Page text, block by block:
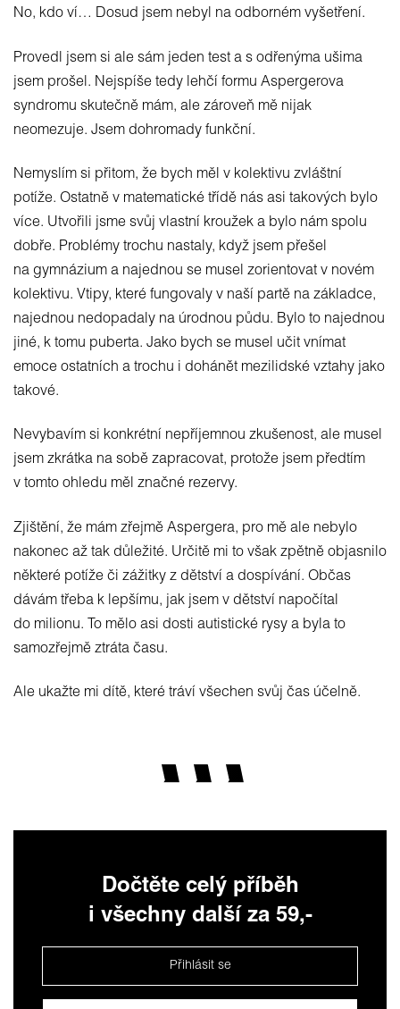
No, kdo ví… Dosud jsem nebyl na odborném vyšetření.
Provedl jsem si ale sám jeden test a s odřenýma ušima
jsem prošel. Nejspíše tedy lehčí formu Aspergerova
syndromu skutečně mám, ale zároveň mě nijak
neomezuje. Jsem dohromady funkční.
Nemyslím si přitom, že bych měl v kolektivu zvláštní
potíže. Ostatně v matematické třídě nás asi takových bylo
více. Utvořili jsme svůj vlastní kroužek a bylo nám spolu
dobře. Problémy trochu nastaly, když jsem přešel
na gymnázium a najednou se musel zorientovat v novém
kolektivu. Vtipy, které fungovaly v naší partě na základce,
najednou nedopadaly na úrodnou půdu. Bylo to najednou
jiné, k tomu puberta. Jako bych se musel učit vnímat
emoce ostatních a trochu i dohánět mezilidské vztahy jako
takové.
Nevybavím si konkrétní nepříjemnou zkušenost, ale musel
jsem zkrátka na sobě zapracovat, protože jsem předtím
v tomto ohledu měl značné rezervy.
Zjištění, že mám zřejmě Aspergera, pro mě ale nebylo
nakonec až tak důležité. Určitě mi to však zpětně objasnilo
některé potíže či zážitky z dětství a dospívání. Občas
dávám třeba k lepšímu, jak jsem v dětství napočítal
do milionu. To mělo asi dosti autistické rysy a byla to
samozřejmě ztráta času.
Ale ukažte mi dítě, které tráví všechen svůj čas účelně.
Dočtěte celý příběh
i všechny další za 59,-
Přihlásit se